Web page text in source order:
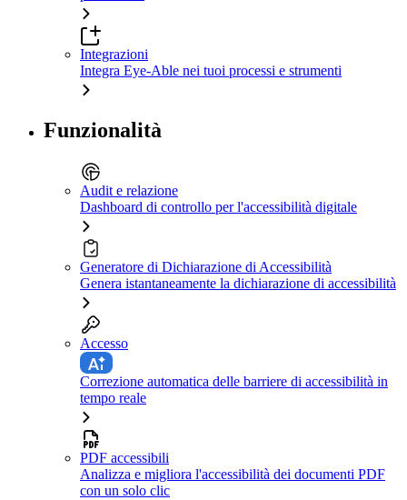
Integrazioni
Integra Eye-Able nei tuoi processi e strumenti
Funzionalità
Audit e relazione
Dashboard di controllo per l'accessibilità digitale
Generatore di Dichiarazione di Accessibilità
Genera istantaneamente la dichiarazione di accessibilità
Accesso
Correzione automatica delle barriere di accessibilità in
tempo reale
PDF accessibili
Analizza e migliora l'accessibilità dei documenti PDF
con un solo clic